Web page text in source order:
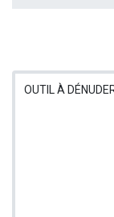
OUTIL À